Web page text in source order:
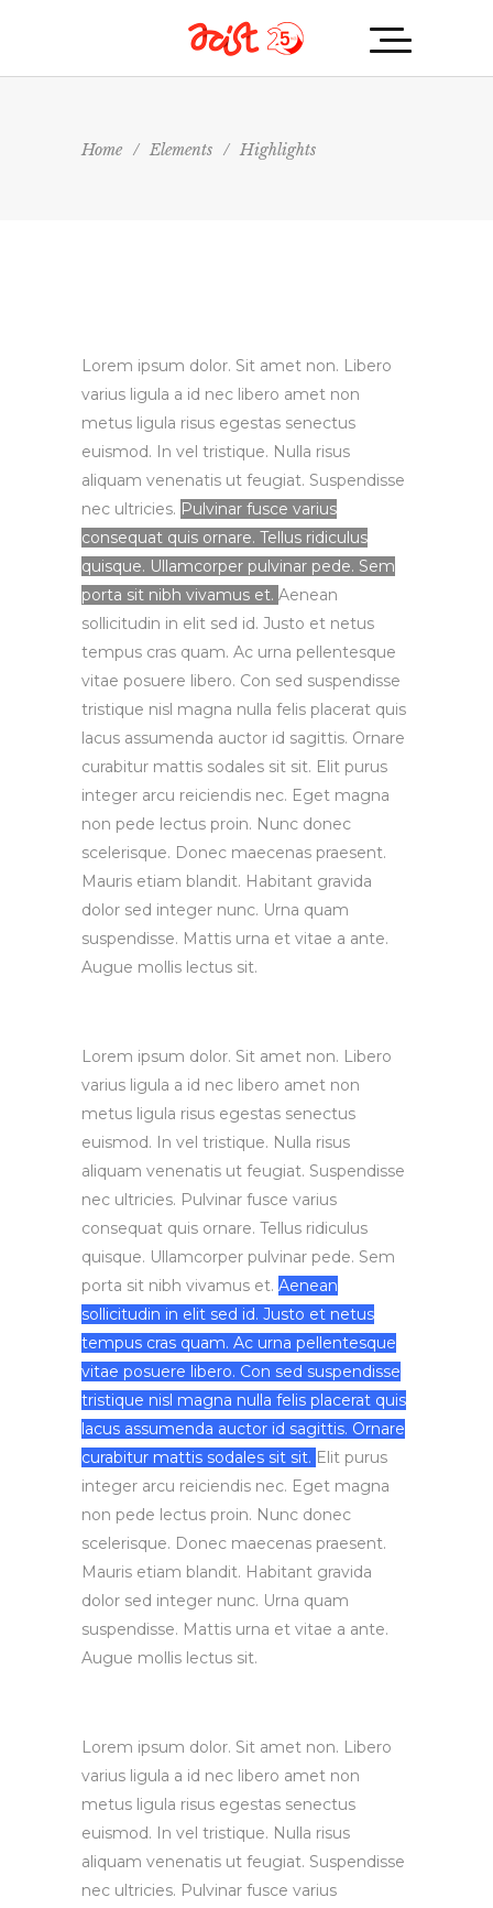
Home / Elements / Highlights
Lorem ipsum dolor. Sit amet non. Libero
varius ligula a id nec libero amet non
metus ligula risus egestas senectus
euismod. In vel tristique. Nulla risus
aliquam venenatis ut feugiat. Suspendisse
nec ultricies. Pulvinar fusce varius
consequat quis ornare. Tellus ridiculus
quisque. Ullamcorper pulvinar pede. Sem
porta sit nibh vivamus et. Aenean
sollicitudin in elit sed id. Justo et netus
tempus cras quam. Ac urna pellentesque
vitae posuere libero. Con sed suspendisse
tristique nisl magna nulla felis placerat quis
lacus assumenda auctor id sagittis. Ornare
curabitur mattis sodales sit sit. Elit purus
integer arcu reiciendis nec. Eget magna
non pede lectus proin. Nunc donec
scelerisque. Donec maecenas praesent.
Mauris etiam blandit. Habitant gravida
dolor sed integer nunc. Urna quam
suspendisse. Mattis urna et vitae a ante.
Augue mollis lectus sit.
Lorem ipsum dolor. Sit amet non. Libero
varius ligula a id nec libero amet non
metus ligula risus egestas senectus
euismod. In vel tristique. Nulla risus
aliquam venenatis ut feugiat. Suspendisse
nec ultricies. Pulvinar fusce varius
consequat quis ornare. Tellus ridiculus
quisque. Ullamcorper pulvinar pede. Sem
porta sit nibh vivamus et. Aenean
sollicitudin in elit sed id. Justo et netus
tempus cras quam. Ac urna pellentesque
vitae posuere libero. Con sed suspendisse
tristique nisl magna nulla felis placerat quis
lacus assumenda auctor id sagittis. Ornare
curabitur mattis sodales sit sit. Elit purus
integer arcu reiciendis nec. Eget magna
non pede lectus proin. Nunc donec
scelerisque. Donec maecenas praesent.
Mauris etiam blandit. Habitant gravida
dolor sed integer nunc. Urna quam
suspendisse. Mattis urna et vitae a ante.
Augue mollis lectus sit.
Lorem ipsum dolor. Sit amet non. Libero
varius ligula a id nec libero amet non
metus ligula risus egestas senectus
euismod. In vel tristique. Nulla risus
aliquam venenatis ut feugiat. Suspendisse
nec ultricies. Pulvinar fusce varius